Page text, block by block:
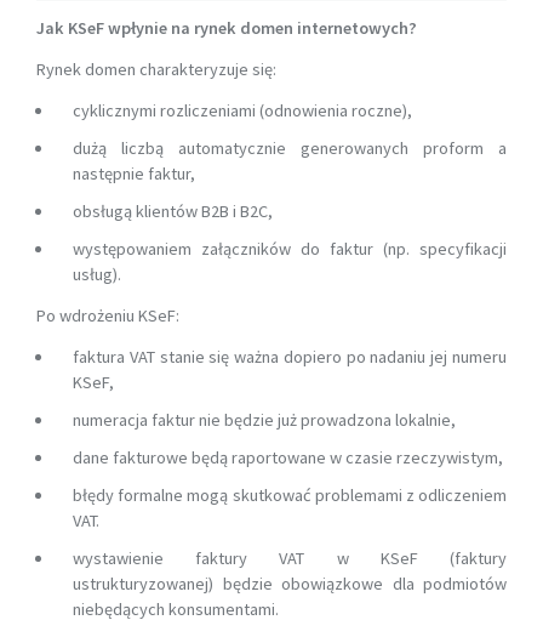
Jak KSeF wpłynie na rynek domen internetowych?
Rynek domen charakteryzuje się:
cyklicznymi rozliczeniami (odnowienia roczne),
dużą liczbą automatycznie generowanych proform a
następnie faktur,
obsługą klientów B2B i B2C,
występowaniem załączników do faktur (np. specyfikacji
usług).
Po wdrożeniu KSeF:
faktura VAT stanie się ważna dopiero po nadaniu jej numeru
KSeF,
numeracja faktur nie będzie już prowadzona lokalnie,
dane fakturowe będą raportowane w czasie rzeczywistym,
błędy formalne mogą skutkować problemami z odliczeniem
VAT.
wystawienie faktury VAT w KSeF (faktury
ustrukturyzowanej) będzie obowiązkowe dla podmiotów
niebędących konsumentami.